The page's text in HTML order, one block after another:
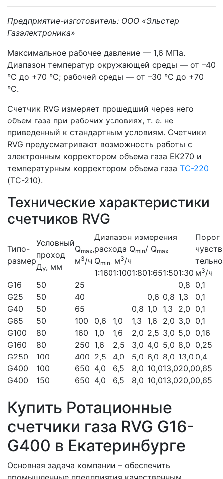
Предприятие-изготовитель: ООО «Эльстер
Газэлектроника»
Максимальное рабочее давление — 1,6 МПа.
Диапазон температур окружающей среды — от –40
°С до +70 °С; рабочей среды — от –30 °С до +70
°С.
Счетчик RVG измеряет прошедший через него
объем газа при рабочих условиях, т. е. не
приведенный к стандартным условиям. Счетчики
RVG предусматривают возможность работы с
электронным корректором объема газа ЕК270 и
температурным корректором объема газа ТС-220
(ТС-210).
Технические характеристики
счетчиков RVG
Типо-
размер
Условный
проход
ДУ, мм
Qmax,
м3/ч
Диапазон измерения
расхода Qmin/ Qmax
Порог
м3/ч
Qmin, м3/ч
1:1601:1001:801:651:501:30
G16
50 25 0,8 0,1
G25
50 40 0,6 0,8 1,3
0,1
G40
50 65 0,8 1,0 1,3 2,0 0,1
G65
50 100 0,6 1,0 1,3 1,6 2,0 3,0 0,1
G100
80 160 1,0 1,6 2,0 2,5 3,0 5,0 0,16
G160
80 250 1,6 2,5 3,0 4,0 5,0 8,0 0,25
G250
100 400 2,5 4,0 5,0 6,0 8,0 13,0 0,4
G400
100 650 4,0 6,5 8,0 10,013,020,00,65
G400
150 650 4,0 6,5 8,0 10,013,020,00,65
Купить Ротационные
счетчики газа RVG G16-
G400 в Екатеринбурге
Основная задача компании – обеспечить